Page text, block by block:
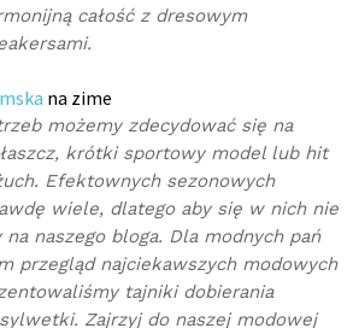
całość z dresowym
na zime
możemy zdecydować się na
krótki sportowy model lub hit
Efektownych sezonowych
wiele, dlatego aby się w nich nie
na naszego bloga. Dla modnych pań
przegląd najciekawszych modowych
tajniki dobierania
Zajrzyj do naszej modowej